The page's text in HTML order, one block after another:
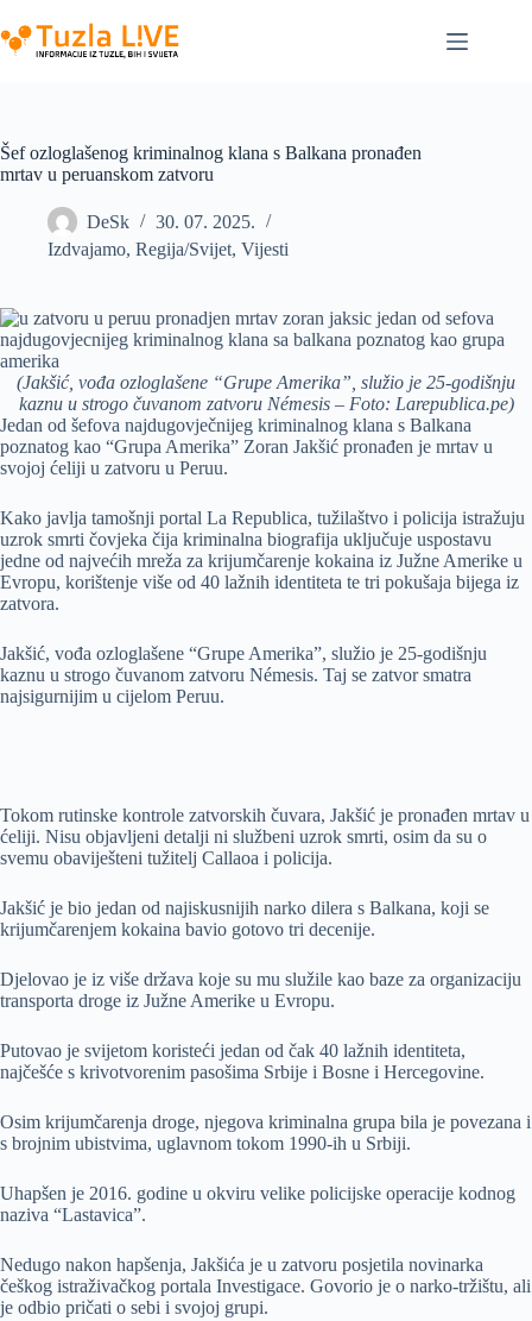
to
content
Šef ozloglašenog kriminalnog klana s Balkana pronađen
mrtav u peruanskom zatvoru
DeSk
30. 07. 2025.
Izdvajamo, Regija/Svijet, Vijesti
(Jakšić, vođa ozloglašene “Grupe Amerika”, služio je 25-godišnju
kaznu u strogo čuvanom zatvoru Némesis – Foto: Larepublica.pe)
Jedan od šefova najdugovječnijeg kriminalnog klana s Balkana
poznatog kao “Grupa Amerika” Zoran Jakšić pronađen je mrtav u
svojoj ćeliji u zatvoru u Peruu.
Kako javlja tamošnji portal La Republica, tužilaštvo i policija istražuju
uzrok smrti čovjeka čija kriminalna biografija uključuje uspostavu
jedne od najvećih mreža za krijumčarenje kokaina iz Južne Amerike u
Evropu, korištenje više od 40 lažnih identiteta te tri pokušaja bijega iz
zatvora.
Jakšić, vođa ozloglašene “Grupe Amerika”, služio je 25-godišnju
kaznu u strogo čuvanom zatvoru Némesis. Taj se zatvor smatra
najsigurnijim u cijelom Peruu.
Tokom rutinske kontrole zatvorskih čuvara, Jakšić je pronađen mrtav u
ćeliji. Nisu objavljeni detalji ni službeni uzrok smrti, osim da su o
svemu obaviješteni tužitelj Callaoa i policija.
Jakšić je bio jedan od najiskusnijih narko dilera s Balkana, koji se
krijumčarenjem kokaina bavio gotovo tri decenije.
Djelovao je iz više država koje su mu služile kao baze za organizaciju
transporta droge iz Južne Amerike u Evropu.
Putovao je svijetom koristeći jedan od čak 40 lažnih identiteta,
najčešće s krivotvorenim pasošima Srbije i Bosne i Hercegovine.
Osim krijumčarenja droge, njegova kriminalna grupa bila je povezana i
s brojnim ubistvima, uglavnom tokom 1990-ih u Srbiji.
Uhapšen je 2016. godine u okviru velike policijske operacije kodnog
naziva “Lastavica”.
Nedugo nakon hapšenja, Jakšića je u zatvoru posjetila novinarka
češkog istraživačkog portala Investigace. Govorio je o narko-tržištu, ali
je odbio pričati o sebi i svojoj grupi.